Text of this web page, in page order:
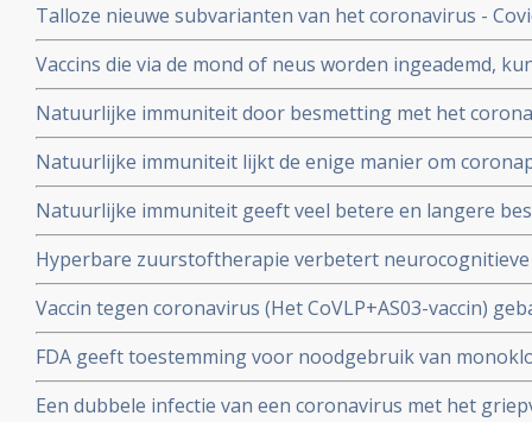
Herman Steigstra, Anton Theunissen en Maurice de
Talloze nieuwe subvarianten van het coronavirus -
boostervaccins en ontsnappen aan eigen
Vaccins die via de mond of neus worden ingeademd,
Twee mond- en neusvaccins krijgen goedkeuring in
Natuurlijke immuniteit door besmetting met het
vs 23 procent) tegen Omicron varianten BA.4 en BA.5
Natuurlijke immuniteit lijkt de enige manier om
Zweeds onderzoek ziet effectiviteit van vaccins binnen
nagenoeg geen bescherming meer.
Natuurlijke immuniteit geeft veel betere en langere
coronavirus - Covid-19 dan een vaccin dat zijn
Hyperbare zuurstoftherapie verbetert
veroorzaakt door coronabesmetting bij patienten met
Vaccin tegen coronavirus (Het CoVLP+AS03-vaccin)
stoffen geeft uitstekende bescherming tegen ziek
ziekte (78 procent)
FDA geeft toestemming voor noodgebruik van
(tixagevimab plus cilgavimab) voor preventie van
immuunziekte die niet goed reageren op de
Een dubbele infectie van een coronavirus met het